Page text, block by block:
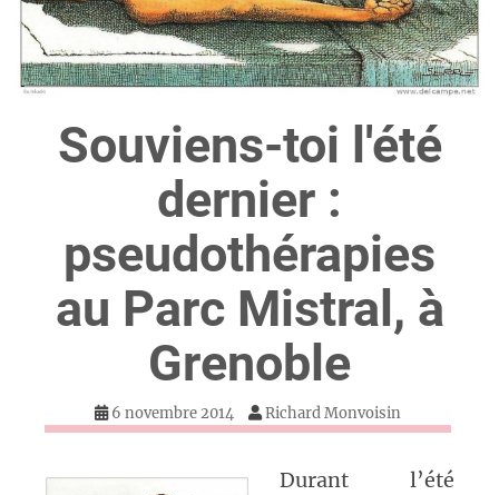
Souviens-toi l'été
dernier :
pseudothérapies
au Parc Mistral, à
Grenoble
6 novembre 2014 Richard Monvoisin
Durant l’été